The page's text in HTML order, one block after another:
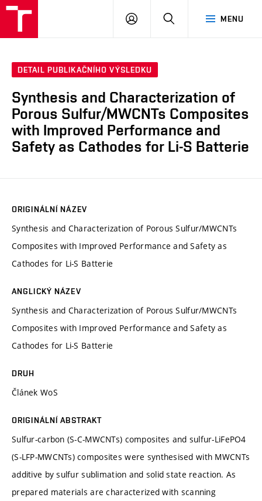
MENU
PŘIHLÁSIT
DETAIL PUBLIKAČNÍHO VÝSLEDKU
Synthesis and Characterization of
Porous Sulfur/MWCNTs Composites
with Improved Performance and
Safety as Cathodes for Li-S Batterie
ORIGINÁLNÍ NÁZEV
Synthesis and Characterization of Porous Sulfur/MWCNTs
Composites with Improved Performance and Safety as
Cathodes for Li-S Batterie
ANGLICKÝ NÁZEV
Synthesis and Characterization of Porous Sulfur/MWCNTs
Composites with Improved Performance and Safety as
Cathodes for Li-S Batterie
DRUH
Článek WoS
ORIGINÁLNÍ ABSTRAKT
Sulfur-carbon (S-C-MWCNTs) composites and sulfur-LiFePO4
(S-LFP-MWCNTs) composites were synthesised with MWCNTs
additive by sulfur sublimation and solid state reaction. As
prepared materials are characterized with scanning